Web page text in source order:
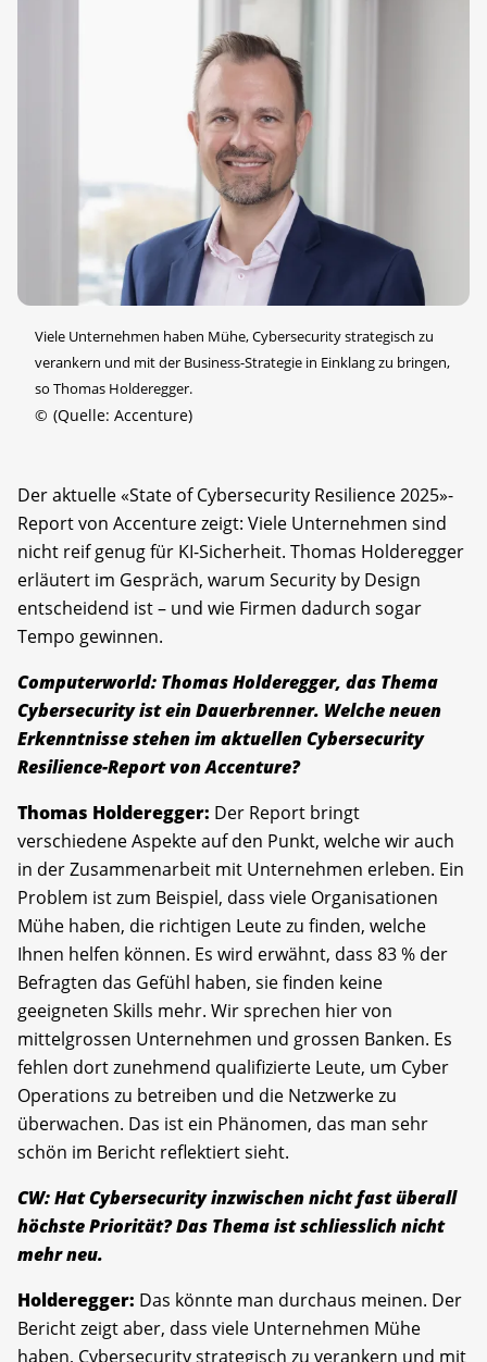
Viele Unternehmen haben Mühe, Cybersecurity strategisch zu
verankern und mit der Business-Strategie in Einklang zu bringen,
so Thomas Holderegger.
© (Quelle: Accenture)
Der aktuelle «State of Cybersecurity Resilience 2025»-
Report von Accenture zeigt: Viele Unternehmen sind
nicht reif genug für KI-Sicherheit. Thomas Holderegger
erläutert im Gespräch, warum Security by Design
entscheidend ist – und wie Firmen dadurch sogar
Tempo gewinnen.
Computerworld: Thomas Holderegger, das Thema
Cybersecurity ist ein Dauerbrenner. Welche neuen
Erkenntnisse stehen im aktuellen Cybersecurity
Resilience-Report von Accenture?
Thomas Holderegger: Der Report bringt
verschiedene Aspekte auf den Punkt, welche wir auch
in der Zusammenarbeit mit Unternehmen erleben. Ein
Problem ist zum Beispiel, dass viele Organisationen
Mühe haben, die richtigen Leute zu finden, welche
Ihnen helfen können. Es wird erwähnt, dass 83 % der
Befragten das Gefühl haben, sie finden keine
geeigneten Skills mehr. Wir sprechen hier von
mittelgrossen Unternehmen und grossen Banken. Es
fehlen dort zunehmend qualifizierte Leute, um Cyber
Operations zu betreiben und die Netzwerke zu
überwachen. Das ist ein Phänomen, das man sehr
schön im Bericht reflektiert sieht.
CW: Hat Cybersecurity inzwischen nicht fast überall
höchste Priorität? Das Thema ist schliesslich nicht
mehr neu.
Holderegger: Das könnte man durchaus meinen. Der
Bericht zeigt aber, dass viele Unternehmen Mühe
haben, Cybersecurity strategisch zu verankern und mit